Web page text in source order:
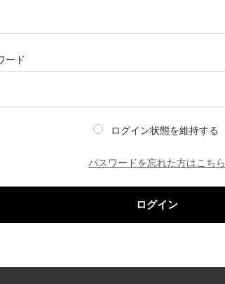
ード
ログイン状態を維持する
パスワードを忘れた方はこちら
ログイン